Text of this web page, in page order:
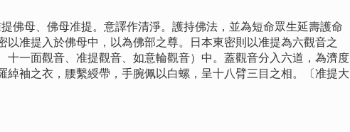
母、佛母准提。意譯作清淨。護持佛法，並為短命眾生延壽護命
准提入於佛母中，以為佛部之尊。日本東密則以准提為六觀音之
一面觀音、准提觀音、如意輪觀音）中。蓋觀音分入六道，為濟度
袖之衣，腰繫綬帶，手腕佩以白螺，呈十八臂三目之相。〔准提大